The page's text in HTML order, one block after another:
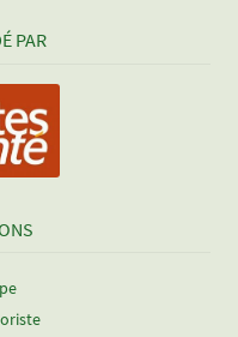
PAR